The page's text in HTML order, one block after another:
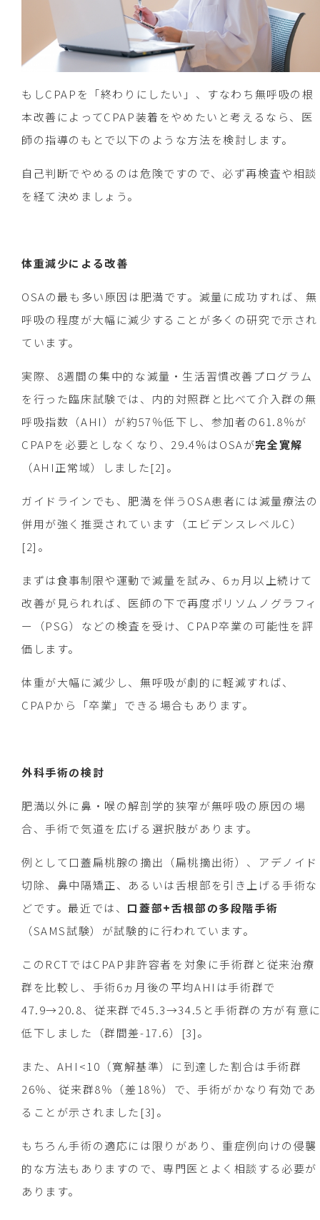
もしCPAPを「終わりにしたい」、すなわち無呼吸の根
本改善によってCPAP装着をやめたいと考えるなら、医
師の指導のもとで以下のような方法を検討します。
自己判断でやめるのは危険ですので、必ず再検査や相談
を経て決めましょう。
体重減少による改善
OSAの最も多い原因は肥満です。減量に成功すれば、無
呼吸の程度が大幅に減少することが多くの研究で示され
ています。
実際、8週間の集中的な減量・生活習慣改善プログラム
を行った臨床試験では、内的対照群と比べて介入群の無
呼吸指数（AHI）が約57％低下し、参加者の61.8％が
CPAPを必要としなくなり、29.4％はOSAが完全寛解
（AHI正常域）しました[2]。
ガイドラインでも、肥満を伴うOSA患者には減量療法の
併用が強く推奨されています（エビデンスレベルC）
[2]。
まずは食事制限や運動で減量を試み、6ヵ月以上続けて
改善が見られれば、医師の下で再度ポリソムノグラフィ
ー（PSG）などの検査を受け、CPAP卒業の可能性を評
価します。
体重が大幅に減少し、無呼吸が劇的に軽減すれば、
CPAPから「卒業」できる場合もあります。
外科手術の検討
肥満以外に鼻・喉の解剖学的狭窄が無呼吸の原因の場
合、手術で気道を広げる選択肢があります。
例として口蓋扁桃腺の摘出（扁桃摘出術）、アデノイド
切除、鼻中隔矯正、あるいは舌根部を引き上げる手術な
どです。最近では、 口蓋部+舌根部の多段階手術
（SAMS試験）が試験的に行われています。
このRCTではCPAP非許容者を対象に手術群と従来治療
群を比較し、手術6ヵ月後の平均AHIは手術群で
47.9→20.8、従来群で45.3→34.5と手術群の方が有意
低下しました（群間差-17.6）[3]。
また、AHI<10（寛解基準）に到達した割合は手術群
26％、従来群8％（差18％）で、手術がかなり有効であ
ることが示されました[3]。
もちろん手術の適応には限りがあり、重症例向けの侵襲
的な方法もありますので、専門医とよく相談する必要が
あります。